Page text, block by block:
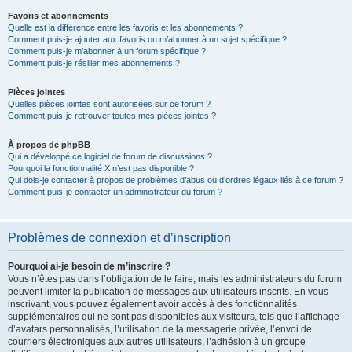
Favoris et abonnements
Quelle est la différence entre les favoris et les abonnements ?
Comment puis-je ajouter aux favoris ou m’abonner à un sujet spécifique ?
Comment puis-je m’abonner à un forum spécifique ?
Comment puis-je résilier mes abonnements ?
Pièces jointes
Quelles pièces jointes sont autorisées sur ce forum ?
Comment puis-je retrouver toutes mes pièces jointes ?
À propos de phpBB
Qui a développé ce logiciel de forum de discussions ?
Pourquoi la fonctionnalité X n’est pas disponible ?
Qui dois-je contacter à propos de problèmes d’abus ou d’ordres légaux liés à ce forum ?
Comment puis-je contacter un administrateur du forum ?
Problèmes de connexion et d’inscription
Pourquoi ai-je besoin de m’inscrire ?
Vous n’êtes pas dans l’obligation de le faire, mais les administrateurs du forum
peuvent limiter la publication de messages aux utilisateurs inscrits. En vous
inscrivant, vous pouvez également avoir accès à des fonctionnalités
supplémentaires qui ne sont pas disponibles aux visiteurs, tels que l’affichage
d’avatars personnalisés, l’utilisation de la messagerie privée, l’envoi de
courriers électroniques aux autres utilisateurs, l’adhésion à un groupe